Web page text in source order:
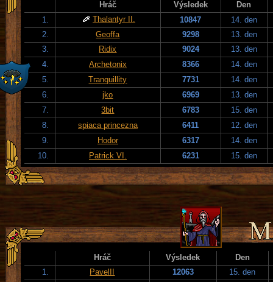
Hráč Výsledek
Den
1.
Thalantyr II. 10847
14. den
2.
Geoffa 9298
13. den
3.
Ridix 9024
13. den
4.
Archetonix 8366
14. den
5.
Tranquillity 7731
14. den
6.
jko 6969
13. den
7.
3bit 6783
15. den
8.
spiaca princezna 6411
12. den
9.
Hodor 6317
14. den
10.
Patrick VI. 6231 15. den
Hráč Výsledek
Den
1.
PavelII 12063
15. den